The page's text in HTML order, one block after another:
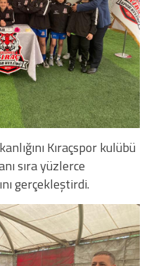
Kıraçspor kulübü
sıra yüzlerce
gerçekleştirdi.